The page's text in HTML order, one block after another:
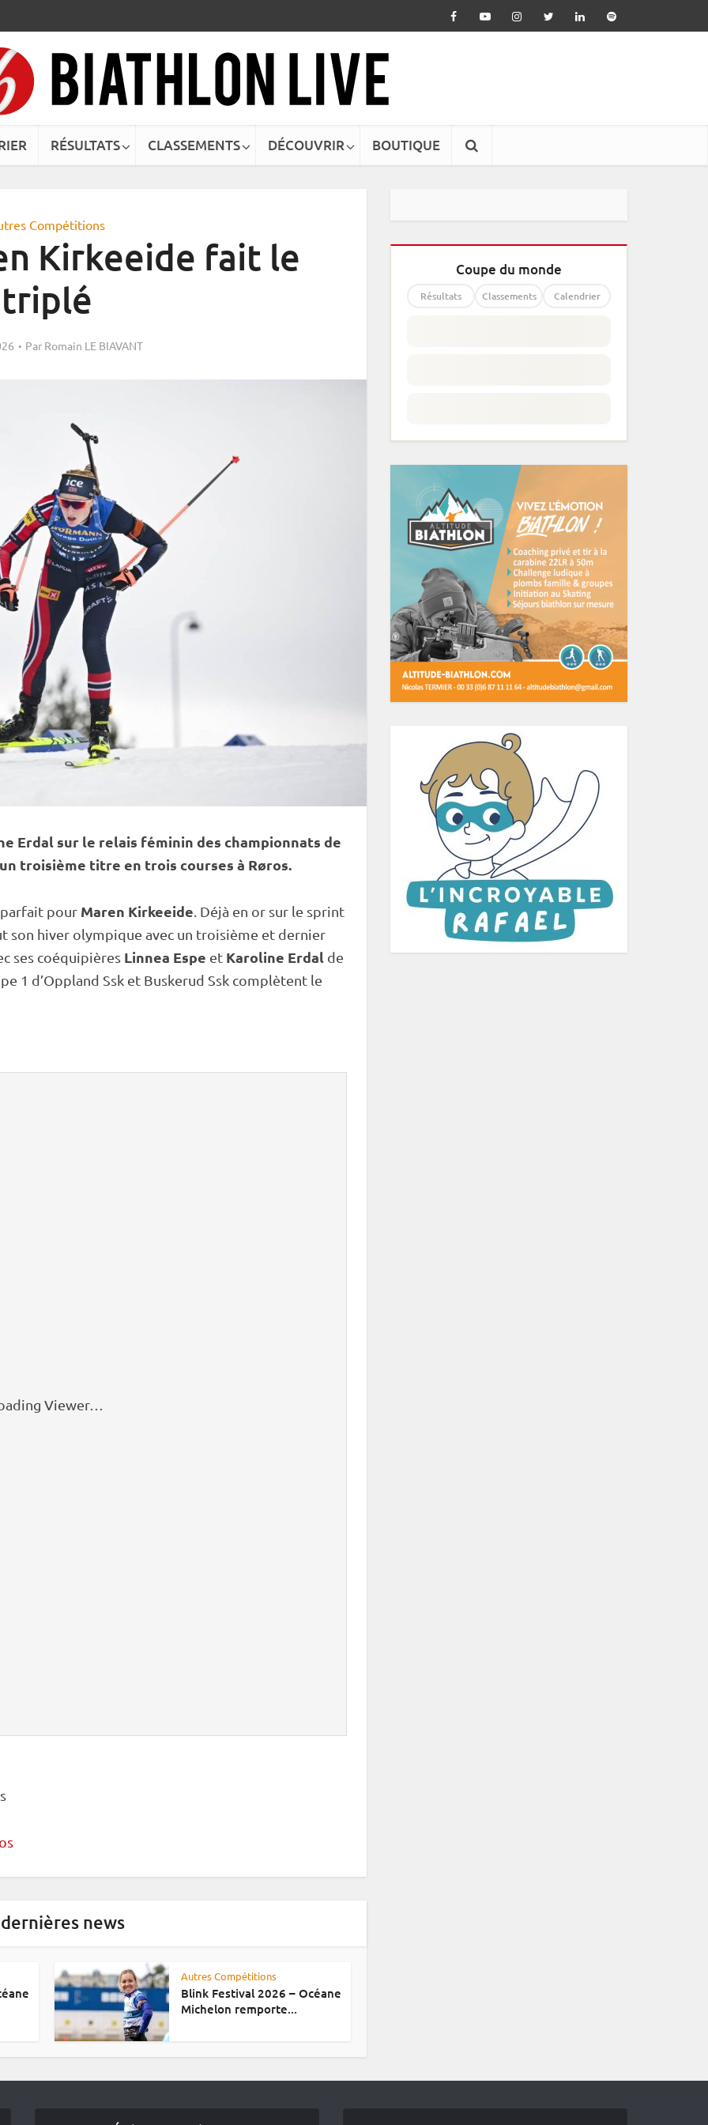
RÉSULTATS CLASSEMENTS DÉCOUVRIR BOUTIQUE
Compétitions
Kirkeeide fait le
triplé
Par Romain LE BIAVANT
Erdal sur le relais féminin des championnats de
troisième titre en trois courses à Røros.
parfait pour Maren Kirkeeide . Déjà en or sur le sprint
son hiver olympique avec un troisième et dernier
ses coéquipières Linnea Espe et Karoline Erdal de
1 d’Oppland Ssk et Buskerud Ssk complètent le
Viewer…
news
Autres Compétitions
Blink Festival 2026 – Océane
Michelon remporte...
Coupe du monde
Résultats Classements Calendrier